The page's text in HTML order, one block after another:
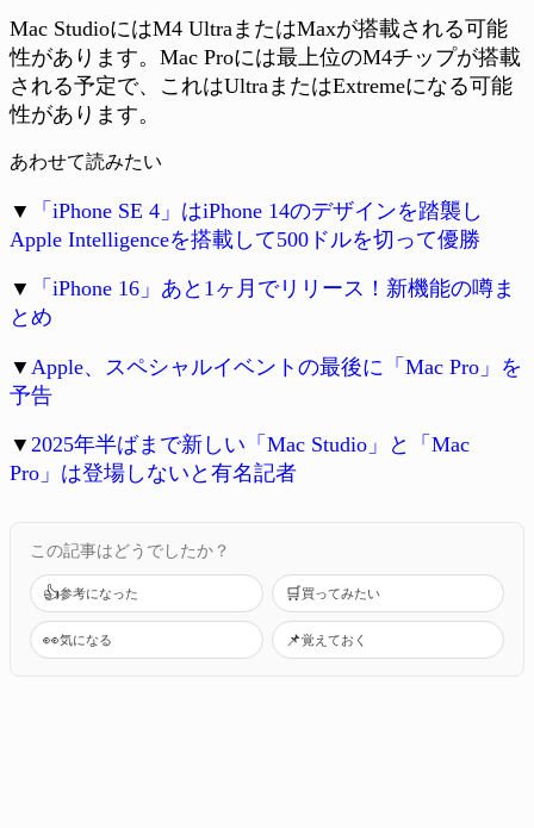
Mac StudioにはM4 UltraまたはMaxが搭載される可能
性があります。Mac Proには最上位のM4チップが搭載
される予定で、これはUltraまたはExtremeになる可能
性があります。
あわせて読みたい
▼
「iPhone SE 4」はiPhone 14のデザインを踏襲し
Apple Intelligenceを搭載して500ドルを切って優勝
▼
「iPhone 16」あと1ヶ月でリリース！新機能の噂ま
とめ
▼ Apple、スペシャルイベントの最後に「Mac Pro」を
予告
▼ 2025年半ばまで新しい「Mac Studio」と「Mac
Pro」は登場しないと有名記者
この記事はどうでしたか？
👍参考になった 🛒買ってみたい
👀気になる 📌覚えておく